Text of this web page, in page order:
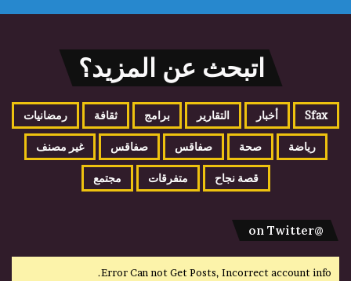
اتبحث عن المزيد؟
Sfax أخبار التقارير برامج ثقافة رمضانيات
رياضة صحة صفاقس صفاقس غير مصنف
قصة نجاح متفرقات مجتمع
@on Twitter
Error Can not Get Posts, Incorrect account info.